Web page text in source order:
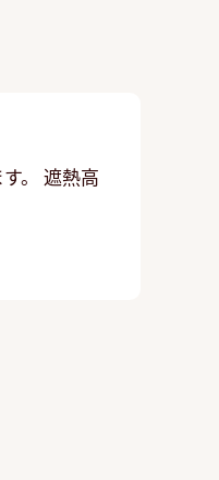
。 遮熱高